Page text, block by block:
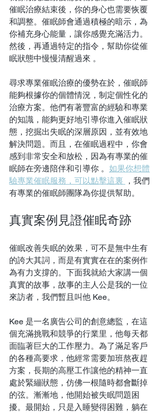
催眠治療結束後，你的身心也需要恢覆
和調整。催眠師會通過積極的暗示，為
你補充身心能量，讓你感覺充滿活力。
然後，再通過特定的指令，幫助你從催
眠狀態中慢慢清醒過來 。
尋求專業催眠治療的優勢在於，催眠師
能夠根據你的個體情況，制定個性化的
治療方案。他們有著豐富的經驗和專業
的知識，能夠更好地引導你進入催眠狀
態，挖掘出失眠的深層原因，並有效地
解決問題。而且，在催眠過程中，你會
感到非常安全和放松，因為有專業的催
眠師在旁邊陪伴和引導你 。 如果你想體
驗專業催眠服務，可以點擊這裏
，我們
有專業的催眠師團隊為你提供幫助。
真實案例見證催眠奇跡
催眠改善失眠的效果，可不是無中生有
的誇大其詞，而是有實實在在的案例作
為有力支撐的。下面我就給大家講一個
真實的故事，故事的主人公是我的一位
來訪者，我們暫且叫他 Kee。
Kee 是一名廣告公司的創意總監，在這
個充滿挑戰和競爭的行業里，他每天都
面臨著巨大的工作壓力。為了滿足客戶
的各種高要求，他經常需要加班熬夜趕
方案，長期的高壓工作讓他的精神一直
處於緊繃狀態，仿佛一根隨時都會斷掉
的弦。漸漸地，他開始被失眠問題困
擾。最開始，只是入睡變得困難，躺在